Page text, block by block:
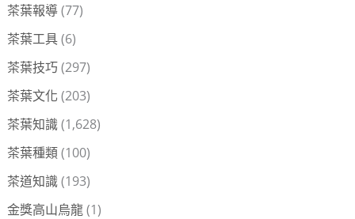
茶葉報導(77)
茶葉工具(6)
茶葉技巧(297)
茶葉文化 (203)
茶葉知識(1,628)
茶葉種類(100)
茶道知識(193)
金獎高山烏龍(1)